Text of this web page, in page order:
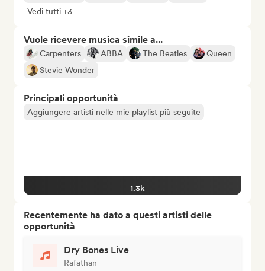
Vedi tutti +3
Vuole ricevere musica simile a...
Carpenters ABBA The Beatles
Queen
Stevie Wonder
Principali opportunità
Aggiungere artisti nelle mie playlist più seguite
1.3k
Recentemente ha dato a questi artisti delle
opportunità
Dry Bones Live
Rafathan